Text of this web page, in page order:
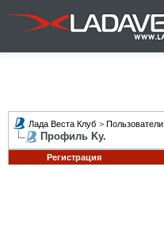
Лада Веста Клуб > Пользователи
Профиль Ky.
Регистрация